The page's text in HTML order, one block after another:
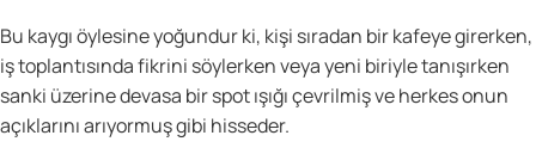
Bu kaygı öylesine yoğundur ki, kişi sıradan bir kafeye girerken,
iş toplantısında fikrini söylerken veya yeni biriyle tanışırken
sanki üzerine devasa bir spot ışığı çevrilmiş ve herkes onun
açıklarını arıyormuş gibi hisseder.